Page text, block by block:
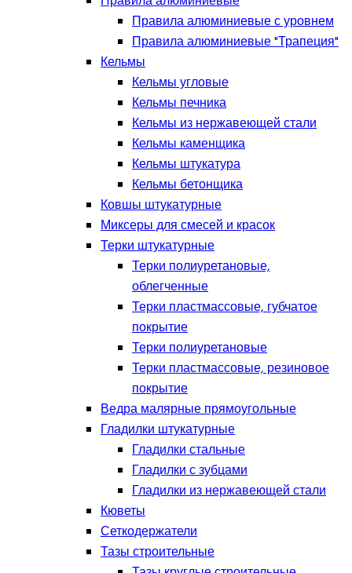
Правила алюминиевые с уровнем
Правила алюминиевые "Трапеция"
Кельмы
Кельмы угловые
Кельмы печника
Кельмы из нержавеющей стали
Кельмы каменщика
Кельмы штукатура
Кельмы бетонщика
Ковшы штукатурные
Миксеры для смесей и красок
Терки штукатурные
Терки полиуретановые,
облегченные
Терки пластмассовые, губчатое
покрытие
Терки полиуретановые
Терки пластмассовые, резиновое
покрытие
Ведра малярные прямоугольные
Гладилки штукатурные
Гладилки стальные
Гладилки с зубцами
Гладилки из нержавеющей стали
Кюветы
Сеткодержатели
Тазы строительные